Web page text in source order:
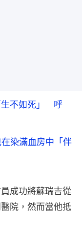
生不如死」 呼
染滿血房中「伴
成功將蘇瑞吉從
院，然而當他抵